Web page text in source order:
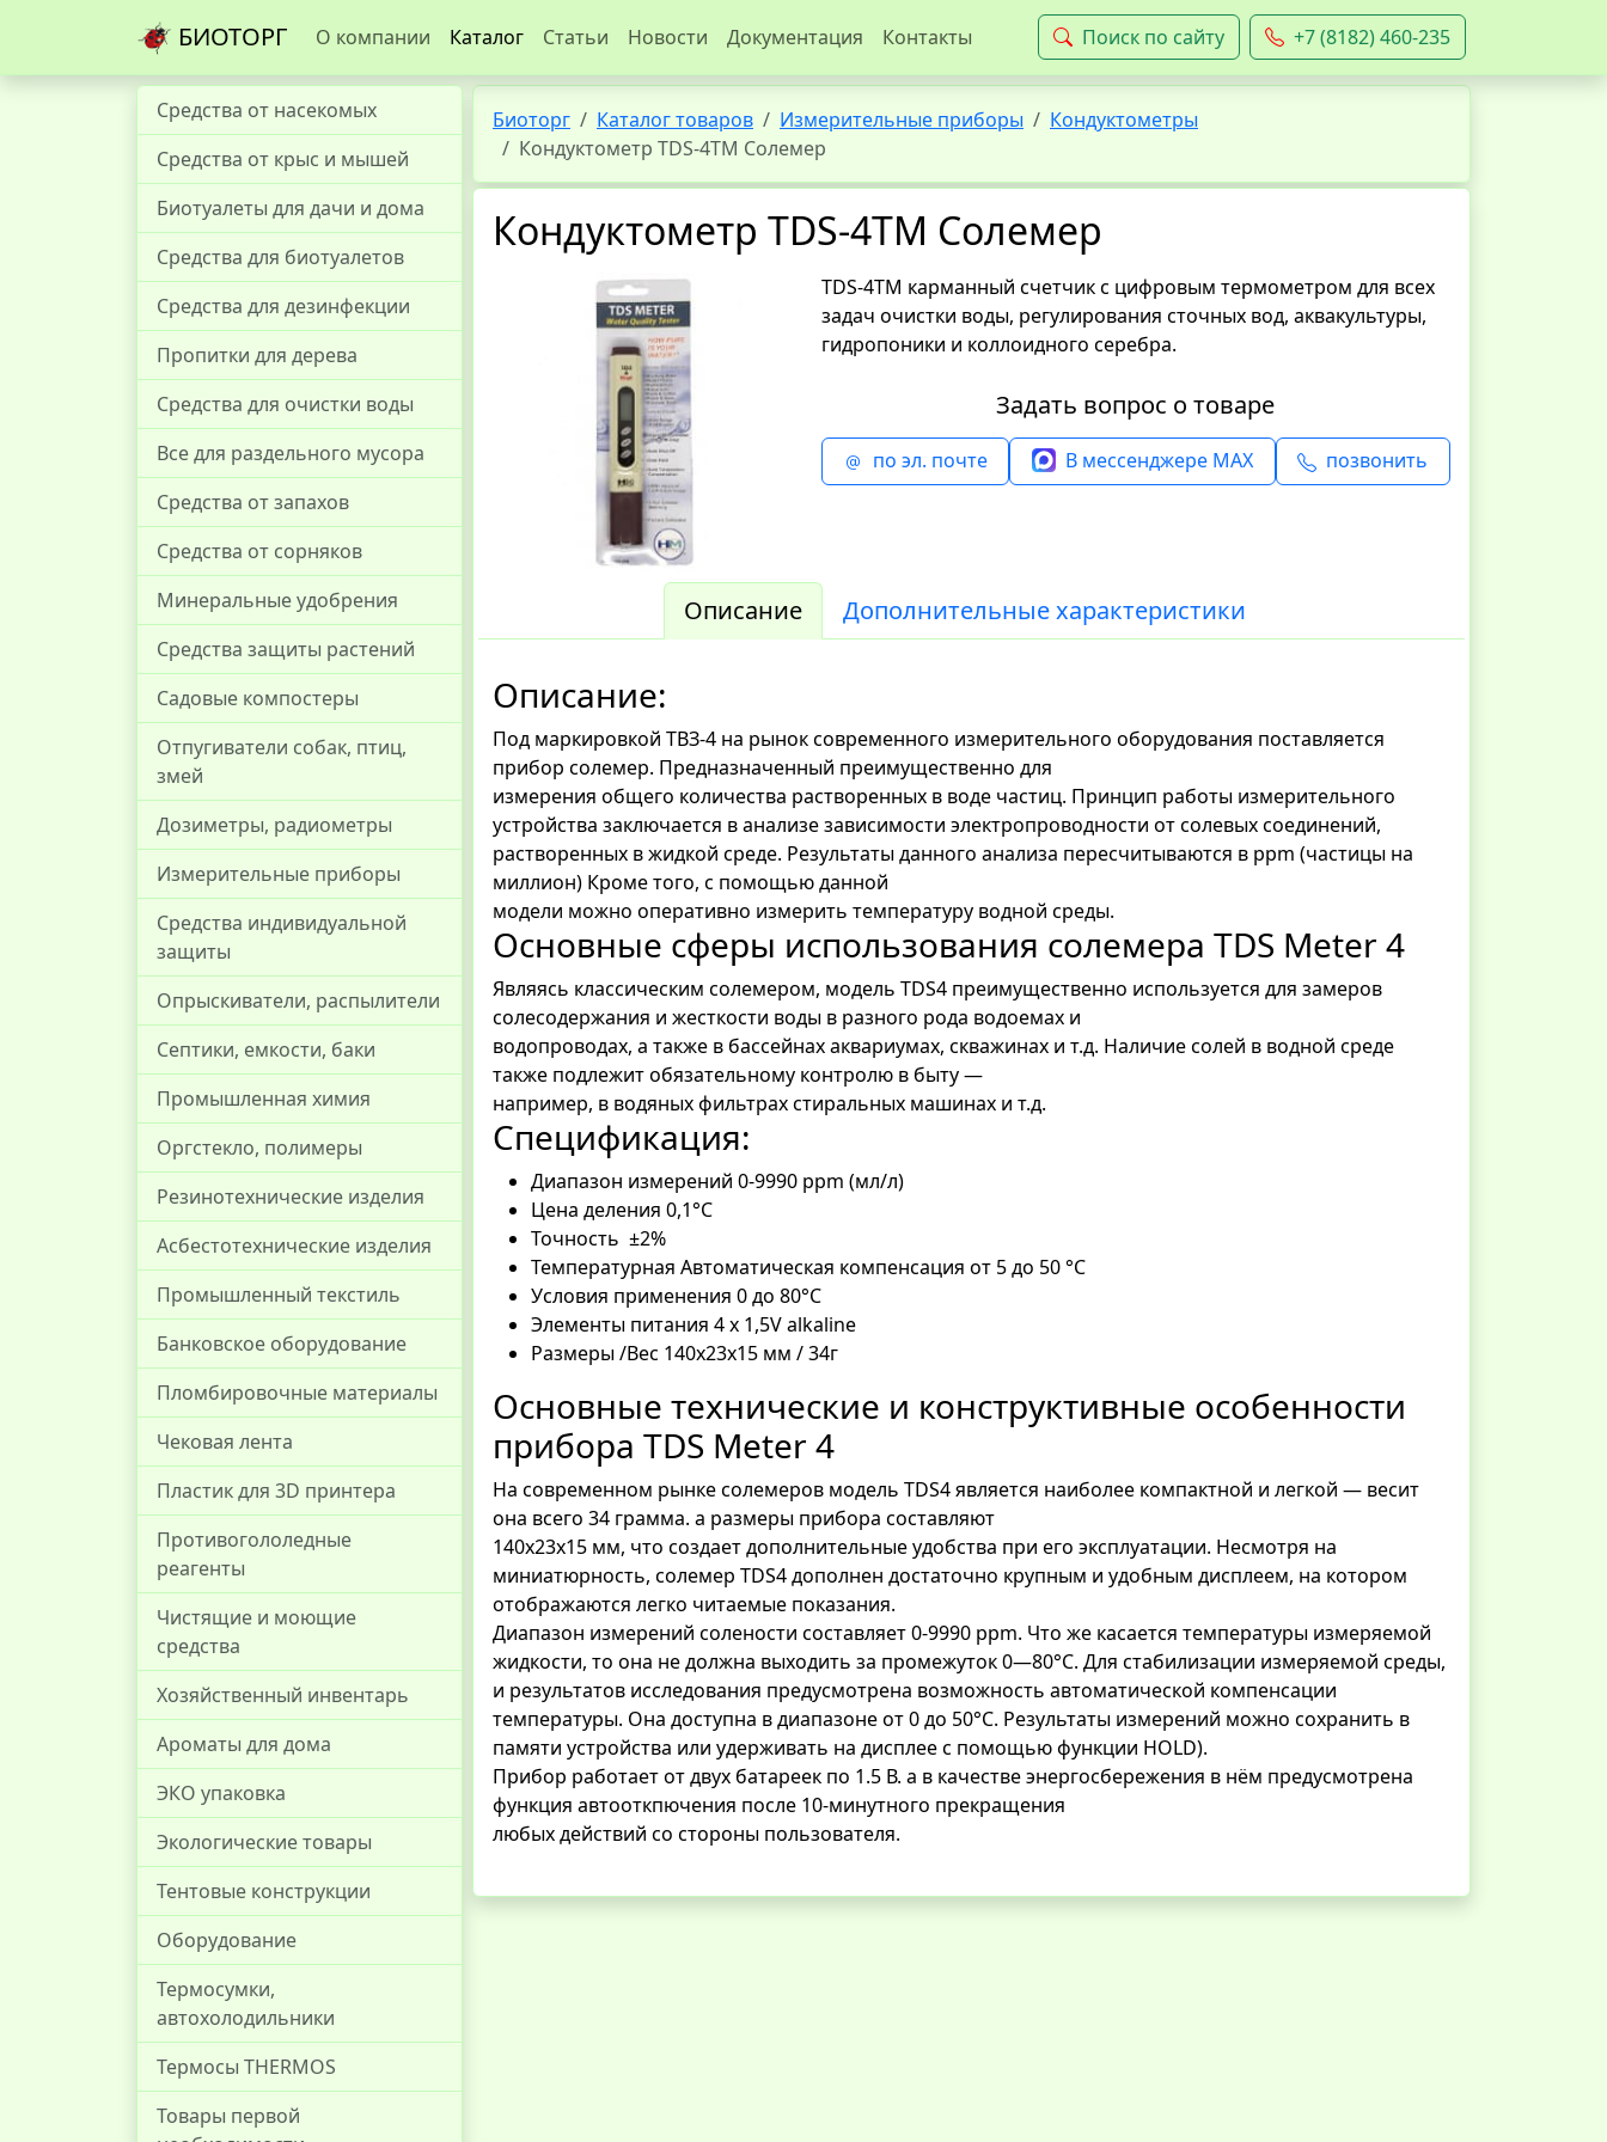
БИОТОРГ О компании Каталог Статьи Новости Документация Контакты Поиск по сайту +7 (8182) 460-235
Средства от насекомых
Средства от крыс и мышей
Биотуалеты для дачи и дома
Средства для биотуалетов
Средства для дезинфекции
Пропитки для дерева
Средства для очистки воды
Все для раздельного мусора
Средства от запахов
Средства от сорняков
Минеральные удобрения
Средства защиты растений
Садовые компостеры
Отпугиватели собак, птиц,
змей
Дозиметры, радиометры
Измерительные приборы
Средства индивидуальной
защиты
Опрыскиватели, распылители
Септики, емкости, баки
Промышленная химия
Оргстекло, полимеры
Резинотехнические изделия
Асбестотехнические изделия
Промышленный текстиль
Банковское оборудование
Пломбировочные материалы
Чековая лента
Пластик для 3D принтера
Противогололедные
реагенты
Чистящие и моющие
средства
Хозяйственный инвентарь
Ароматы для дома
ЭКО упаковка
Экологические товары
Тентовые конструкции
Оборудование
Термосумки,
автохолодильники
Термосы THERMOS
Товары первой
Биоторг Каталог товаров Измерительные приборы
Кондуктометры
Кондуктометр TDS-4TM Солемер
Кондуктометр TDS-4TM Солемер
TDS-4TM карманный счетчик с цифровым термометром для всех
задач очистки воды, регулирования сточных вод, аквакультуры,
гидропоники и коллоидного серебра.
Задать вопрос о товаре
по эл. почте В мессенджере MAX позвонить
Описание Дополнительные характеристики
Описание:
Под маркировкой ТВЗ-4 на рынок современного измерительного оборудования поставляется
прибор солемер. Предназначенный преимущественно для
измерения общего количества растворенных в воде частиц. Принцип работы измерительного
устройства заключается в анализе зависимости электропроводности от солевых соединений,
растворенных в жидкой среде. Результаты данного анализа пересчитываются в ppm (частицы на
миллион) Кроме того, с помощью данной
модели можно оперативно измерить температуру водной среды.
Основные сферы использования солемера TDS Meter 4
Являясь классическим солемером, модель TDS4 преимущественно используется для замеров
солесодержания и жесткости воды в разного рода водоемах и
водопроводах, а также в бассейнах аквариумах, скважинах и т.д. Наличие солей в водной среде
также подлежит обязательному контролю в быту —
например, в водяных фильтрах стиральных машинах и т.д.
Спецификация:
Диапазон измерений 0-9990 ppm (мл/л)
Цена деления 0,1°C
Точность ±2%
Температурная Автоматическая компенсация от 5 до 50 °C
Условия применения 0 до 80°C
Элементы питания 4 x 1,5V alkaline
Размеры /Вес 140х23х15 мм / 34г
Основные технические и конструктивные особенности
прибора TDS Meter 4
На современном рынке солемеров модель TDS4 является наиболее компактной и легкой — весит
она всего 34 грамма. а размеры прибора составляют
140х23х15 мм, что создает дополнительные удобства при его эксплуатации. Несмотря на
миниатюрность, солемер TDS4 дополнен достаточно крупным и удобным дисплеем, на котором
отображаются легко читаемые показания.
Диапазон измерений солености составляет 0-9990 ppm. Что же касается температуры измеряемой
жидкости, то она не должна выходить за промежуток 0—80°C. Для стабилизации измеряемой среды,
и результатов исследования предусмотрена возможность автоматической компенсации
температуры. Она доступна в диапазоне от 0 до 50°C. Результаты измерений можно сохранить в
памяти устройства или удерживать на дисплее с помощью функции HOLD).
Прибор работает от двух батареек по 1.5 В. а в качестве энергосбережения в нём предусмотрена
функция автооткпючения после 10-минутного прекращения
любых действий со стороны пользователя.